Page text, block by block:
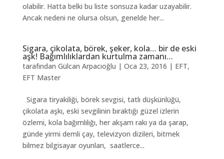
olabilir. Hatta belki bu liste sonsuza kadar uzayabilir.
Ancak nedeni ne olursa olsun, genelde her...
Sigara, çikolata, börek, şeker, kola… bir de eski
aşk! Bağımlılıklardan kurtulma zamanı…
tarafından Gülcan Arpacıoğlu | Oca 23, 2016 | EFT,
EFT Master
Sigara tiryakiliği, börek sevgisi, tatlı düşkünlüğü,
çikolata aşkı, eski sevgilinin bıraktığı güzel izlerin
özlemi, kola bağımlılığı, her akşam rakı ya da şarap,
günde yirmi demli çay, televizyon dizileri, bitmek
bilmez bilgisayar oyunları, saatlerce...